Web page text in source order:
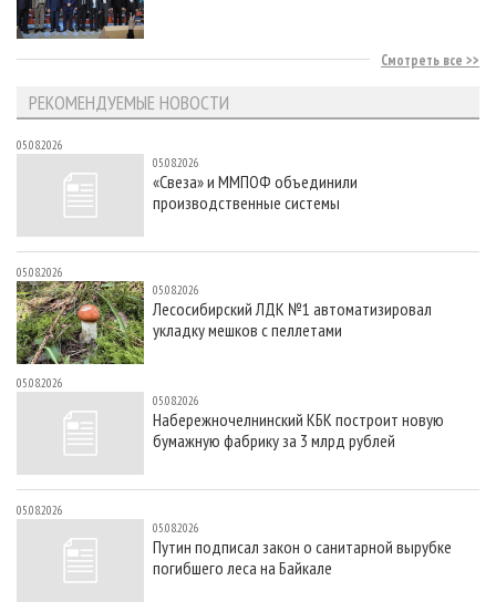
Смотреть все
РЕКОМЕНДУЕМЫЕ НОВОСТИ
05.08.2026
05.08.2026
«Свеза» и ММПОФ объединили
производственные системы
05.08.2026
05.08.2026
Лесосибирский ЛДК №1 автоматизировал
укладку мешков с пеллетами
05.08.2026
05.08.2026
Набережночелнинский КБК построит новую
бумажную фабрику за 3 млрд рублей
05.08.2026
05.08.2026
Путин подписал закон о санитарной вырубке
погибшего леса на Байкале